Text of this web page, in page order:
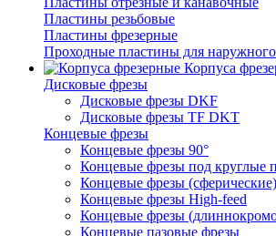
Пластины резьбовые
Пластины фрезерные
Проходные пластины для
Корпуса
Дисковые фрезы
Дисковые фрезы DKF
Дисковые фрезы TF DKT
Концевые фрезы
Концевые фрезы 90°
Концевые фрезы под круглые
Концевые фрезы (сферические)
Концевые фрезы High-feed
Концевые фрезы
Концевые пазовые фрезы